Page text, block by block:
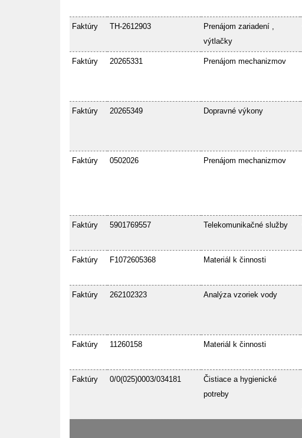
Faktúry TH-2612903
Prenájom zariadení ,
výtlačky
Faktúry 20265331 Prenájom mechanizmov
Faktúry 20265349 Dopravné výkony
Faktúry 0502026 Prenájom mechanizmov
Faktúry 5901769557 Telekomunikačné služby
Faktúry F1072605368 Materiál k činnosti
Faktúry 262102323 Analýza vzoriek vody
Faktúry 11260158 Materiál k činnosti
Faktúry 0/0(025)0003/034181
Čistiace a hygienické
potreby